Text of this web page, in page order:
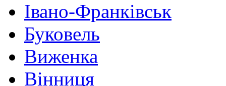
Івано-Франківськ
Буковель
Виженка
Вінниця